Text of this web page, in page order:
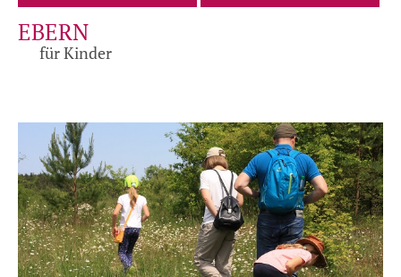
EBERN
für Kinder